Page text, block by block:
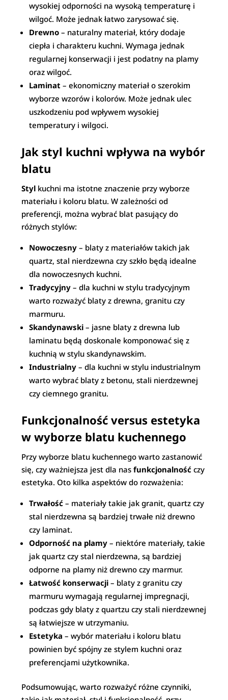
wysokiej odporności na wysoką temperaturę i
wilgoć. Może jednak łatwo zarysować się.
Drewno – naturalny materiał, który dodaje
ciepła i charakteru kuchni. Wymaga jednak
regularnej konserwacji i jest podatny na plamy
oraz wilgoć.
Laminat – ekonomiczny materiał o szerokim
wyborze wzorów i kolorów. Może jednak ulec
uszkodzeniu pod wpływem wysokiej
temperatury i wilgoci.
Jak styl kuchni wpływa na wybór
blatu
Styl kuchni ma istotne znaczenie przy wyborze
materiału i koloru blatu. W zależności od
preferencji, można wybrać blat pasujący do
różnych stylów:
Nowoczesny – blaty z materiałów takich jak
quartz, stal nierdzewna czy szkło będą idealne
dla nowoczesnych kuchni.
Tradycyjny – dla kuchni w stylu tradycyjnym
warto rozważyć blaty z drewna, granitu czy
marmuru.
Skandynawski – jasne blaty z drewna lub
laminatu będą doskonale komponować się z
kuchnią w stylu skandynawskim.
Industrialny – dla kuchni w stylu industrialnym
warto wybrać blaty z betonu, stali nierdzewnej
czy ciemnego granitu.
Funkcjonalność versus estetyka
w wyborze blatu kuchennego
Przy wyborze blatu kuchennego warto zastanowić
się, czy ważniejsza jest dla nasfunkcjonalność czy
estetyka. Oto kilka aspektów do rozważenia:
Trwałość – materiały takie jak granit, quartz czy
stal nierdzewna są bardziej trwałe niż drewno
czy laminat.
Odporność na plamy – niektóre materiały, takie
jak quartz czy stal nierdzewna, są bardziej
odporne na plamy niż drewno czy marmur.
Łatwość konserwacji – blaty z granitu czy
marmuru wymagają regularnej impregnacji,
podczas gdy blaty z quartzu czy stali nierdzewnej
są łatwiejsze w utrzymaniu.
Estetyka – wybór materiału i koloru blatu
powinien być spójny ze stylem kuchni oraz
preferencjami użytkownika.
Podsumowując, warto rozważyć różne czynniki,